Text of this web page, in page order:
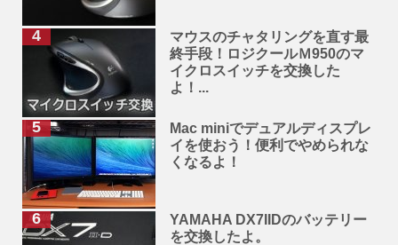
マウスのチャタリングを直す最
終手段！ロジクールＭ950のマ
イクロスイッチを交換した
よ！...
Mac miniでデュアルディスプレ
イを使おう！便利でやめられな
くなるよ！
YAMAHA DX7IIDのバッテリー
を交換したよ。